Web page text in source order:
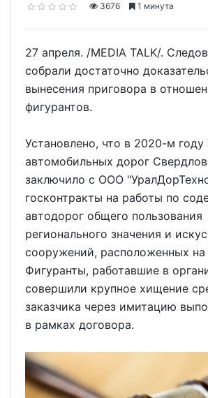
3676
1 минута
27 апреля. /MEDIA TALK/.
собрали достаточно
вынесения приговора в
фигурантов.
Установлено, что в 2020-м году
автомобильных дорог
заключило с ООО
госконтракты на работы по
автодорог общего пользования
регионального значения и
сооружений, расположенных на
Фигуранты, работавшие в
совершили крупное хищение
заказчика через имитацию
в рамках договора.